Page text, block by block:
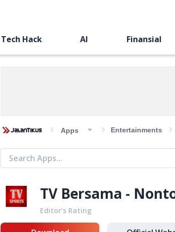
Tech Hack AI Finansial
Apps Entertainments
TV Bersama -
Editor’s Rating